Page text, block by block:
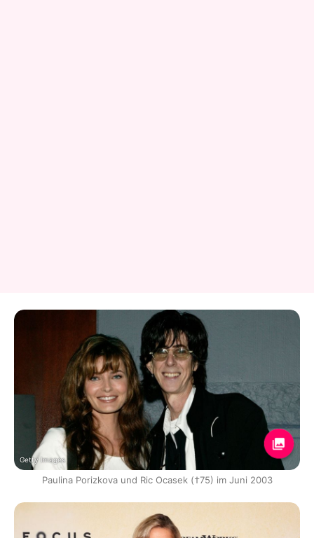
Getty Images
Paulina Porizkova und Ric Ocasek (†75) im Juni 2003